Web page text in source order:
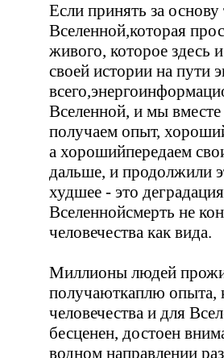
Если принять за
Вселенной,которая
живого, которое здесь
своей истории на пути
Вселенной, и мы
получаем опыт,
а хорошийпередаем
дальше, и продолжили
худшее - это
Вселеннойсмерть не
человечества как вида.
Миллионы людей
получаюткаплю опыта,
человечества и для
бесценен, достоен
водном направлении